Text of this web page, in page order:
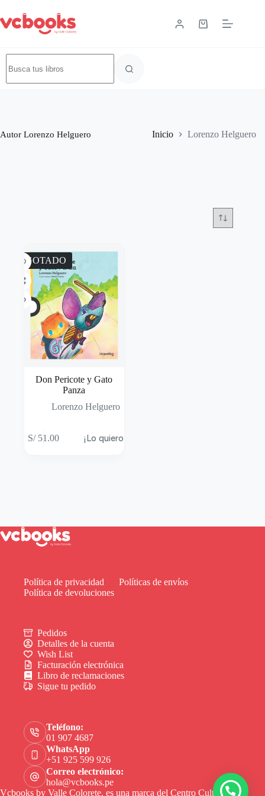
Autor Lorenzo Helguero Inicio Lorenzo Helguero
AGOTADO
Don Pericote y Gato
Panza
Lorenzo Helguero
S/51.00 ¡Lo quiero!
Política de privacidad
Políticas de envíos
Política de devoluciones
Pedidos
Detalles de la cuenta
Wish List
Facturación electrónica
Libro de reclamaciones
Sigue tu pedido
Teléfono:
01 907 4687
WhatsApp
+51 925 599 926
Correo electrónico:
hola@vcbooks.pe
Vcbooks by Valle Colorete, es una marca del Centro Cultural